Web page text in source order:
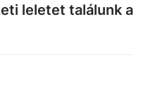
leletet találunk a